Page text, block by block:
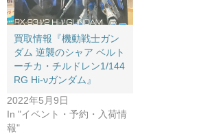
買取情報『機動戦士ガン
ダム ​逆襲のシャア ​ベルト
ーチカ・チルドレン1/144
​RG ​Hi-νガンダム』
2022年5月9日
In "イベント・予約・入荷情
報"